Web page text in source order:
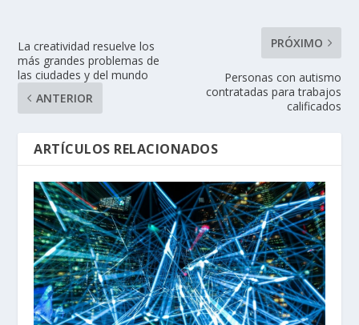
La creatividad resuelve los
más grandes problemas de
las ciudades y del mundo
ANTERIOR
PRÓXIMO
Personas con autismo
contratadas para trabajos
calificados
ARTÍCULOS RELACIONADOS